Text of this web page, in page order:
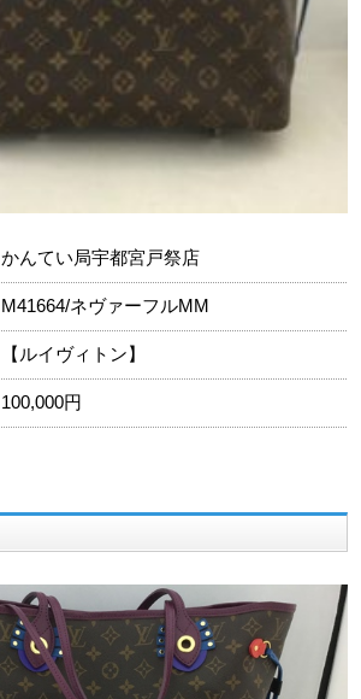
かんてい局宇都宮戸祭店
M41664/ネヴァーフルMM
【ルイヴィトン】
100,000円